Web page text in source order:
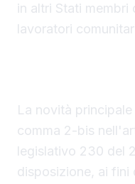
in altri Stati
lavoratori
La novità
comma 2-bis
legislativo 230 del
disposizione, ai fini